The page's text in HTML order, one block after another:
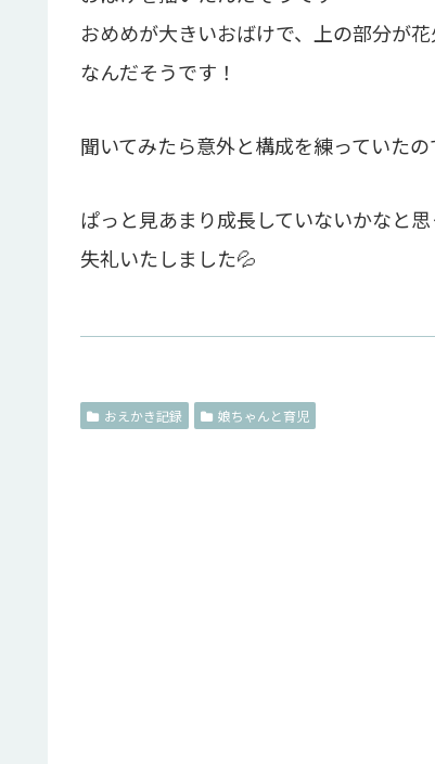
おめめが大きいおばけで、上の部分が
なんだそうです！
聞いてみたら意外と構成を練っていた
ぱっと見あまり成長していないかなと
失礼いたしました💦
おえかき記録 娘ちゃんと育児